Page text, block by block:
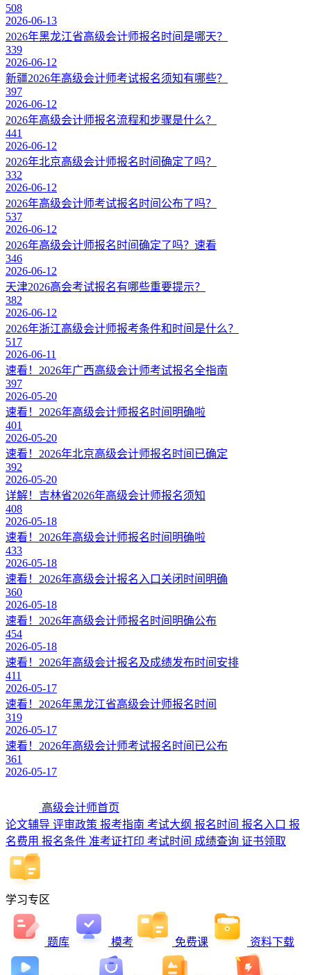
508
2026-06-13
2026年黑龙江省高级会计师报名时间是哪天？
339
2026-06-12
新疆2026年高级会计师考试报名须知有哪些？
397
2026-06-12
2026年高级会计师报名流程和步骤是什么？
441
2026-06-12
2026年北京高级会计师报名时间确定了吗？
332
2026-06-12
2026年高级会计师考试报名时间公布了吗？
537
2026-06-12
2026年高级会计师报名时间确定了吗？速看
346
2026-06-12
天津2026高会考试报名有哪些重要提示？
382
2026-06-12
2026年浙江高级会计师报考条件和时间是什么？
517
2026-06-11
速看！2026年广西高级会计师考试报名全指南
397
2026-05-20
速看！2026年高级会计师报名时间明确啦
401
2026-05-20
速看！2026年北京高级会计师报名时间已确定
392
2026-05-20
详解！吉林省2026年高级会计师报名须知
408
2026-05-18
速看！2026年高级会计师报名时间明确啦
433
2026-05-18
速看！2026年高级会计报名入口关闭时间明确
360
2026-05-18
速看！2026年高级会计师报名时间明确公布
454
2026-05-18
速看！2026年高级会计报名及成绩发布时间安排
411
2026-05-17
速看！2026年黑龙江省高级会计师报名时间
319
2026-05-17
速看！2026年高级会计师考试报名时间已公布
361
2026-05-17
高级会计师首页
论文辅导 评审政策 报考指南 考试大纲 报名时间 报名入口 报
名费用 报名条件 准考证打印 考试时间 成绩查询 证书领取
学习专区
题库 模考 免费课 资料下载